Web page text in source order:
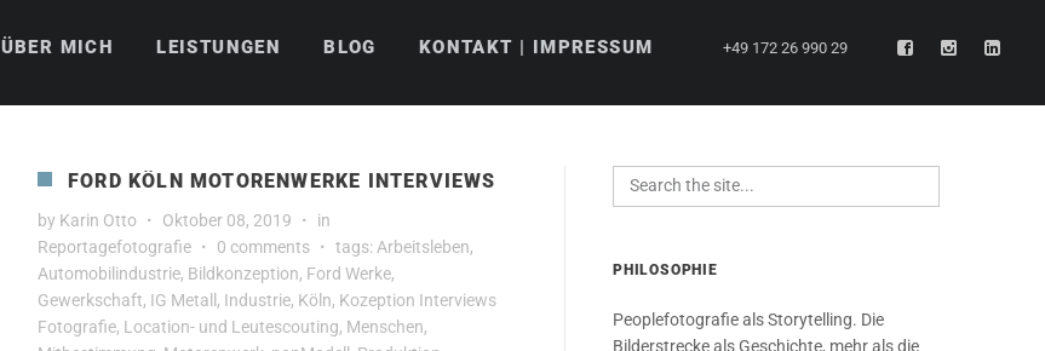
ÜBER MICH LEISTUNGEN BLOG KONTAKT | IMPRESSUM +49 172 26 990 29
FORD KÖLN MOTORENWERKE INTERVIEWS
by Karin Otto Oktober 08, 2019
in
Reportagefotografie
0 comments tags:Arbeitsleben,
Automobilindustrie, Bildkonzeption, Ford Werke,
Gewerkschaft, IG Metall , Industrie, Köln, Kozeption Interviews
Fotografie, Location- und Leutescouting, Menschen,
PHILOSOPHIE
Peoplefotografie als Storytelling. Die
Bilderstrecke als Geschichte, mehr als die